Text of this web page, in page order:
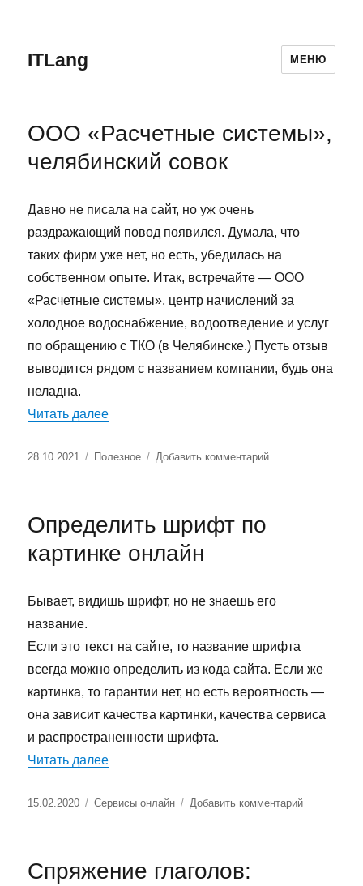
ITLang МЕНЮ
ООО «Расчетные системы»,
челябинский совок
Давно не писала на сайт, но уж очень
раздражающий повод появился. Думала, что
таких фирм уже нет, но есть, убедилась на
собственном опыте. Итак, встречайте — ООО
«Расчетные системы», центр начислений за
холодное водоснабжение, водоотведение и услуг
по обращению с ТКО (в Челябинске.) Пусть отзыв
выводится рядом с названием компании, будь она
неладна.
Читать далее«ООО «Расчетные системы»,
Опубликовано
28.10.2021 Рубрики
Полезное Добавить комментарийк
Определить шрифт по
картинке онлайн
Бывает, видишь шрифт, но не знаешь его
название.
Если это текст на сайте, то название шрифта
всегда можно определить из кода сайта. Если же
картинка, то гарантии нет, но есть вероятность —
она зависит качества картинки, качества сервиса
и распространенности шрифта.
Читать далее«Определить шрифт по картинке онлайн»
Опубликовано
15.02.2020 Рубрики
Сервисы онлайн Добавить комментарийк
Спряжение глаголов: